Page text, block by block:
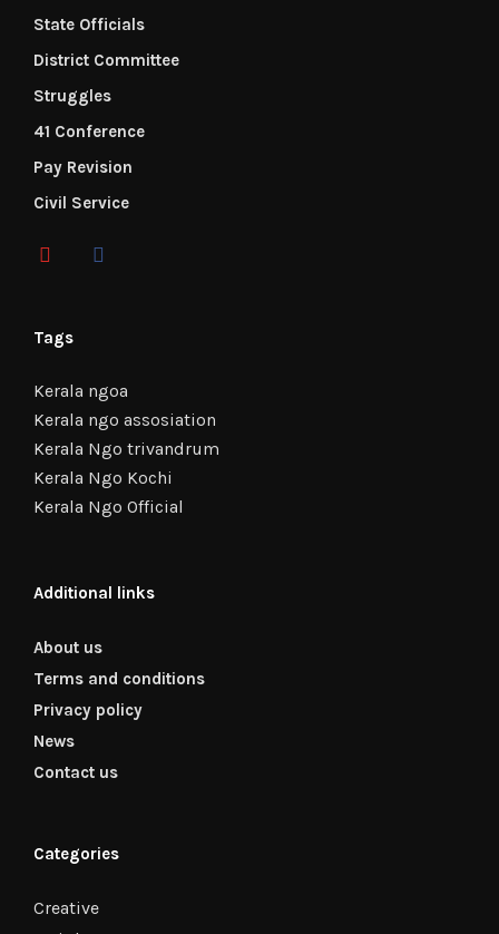
State Officials
District Committee
Struggles
41 Conference
Pay Revision
Civil Service
Tags
Kerala ngoa
Kerala ngo assosiation
Kerala Ngo trivandrum
Kerala Ngo Kochi
Kerala Ngo Official
Additional links
About us
Terms and conditions
Privacy policy
News
Contact us
Categories
Creative